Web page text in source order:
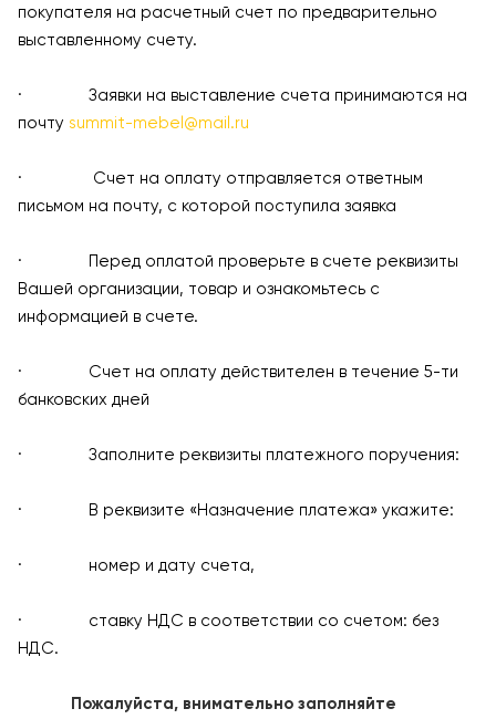
покупателя на расчетный счет по предварительно
выставленному счету.
· Заявки на выставление счета принимаются на
почту summit-mebel@mail.ru
· Счет на оплату отправляется ответным
письмом на почту, с которой поступила заявка
· Перед оплатой проверьте в счете реквизиты
Вашей организации, товар и ознакомьтесь с
информацией в счете.
· Счет на оплату действителен в течение 5-ти
банковских дней
· Заполните реквизиты платежного поручения:
· В реквизите «Назначение платежа» укажите:
· номер и дату счета,
· ставку НДС в соответствии со счетом: без
НДС.
Пожалуйста, внимательно заполняйте